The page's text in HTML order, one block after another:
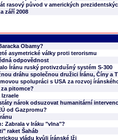
rasový původ v amerických
září 2008
Obamy?
asymetrické války proti terorismu
odpovědnost
Íránu ruský protivzdušný systém S-300
dráhu společnou družici Íránu, Číny a
spolupráci s USA za rozvoj
pitomce?
nárok odsuzovat humanitární
od Gazpromu?
Zabrala v Iráku "vlna"?
raket Šaháb
vládu kvůli íránské lži